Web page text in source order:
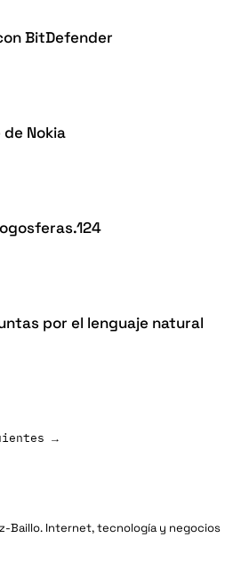
BitDefender
de Nokia
por el lenguaje natural
→
Baillo. Internet, tecnología y negocios